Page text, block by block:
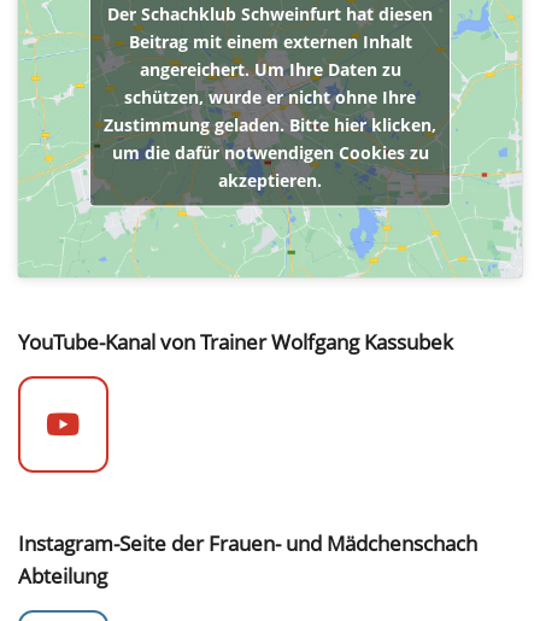
Der Schachklub Schweinfurt hat diesen
Beitrag mit einem externen Inhalt
angereichert. Um Ihre Daten zu
schützen, wurde er nicht ohne Ihre
Zustimmung geladen. Bitte hier klicken,
um die dafür notwendigen Cookies zu
akzeptieren.
YouTube-Kanal von Trainer Wolfgang Kassubek
Instagram-Seite der Frauen- und Mädchenschach
Abteilung